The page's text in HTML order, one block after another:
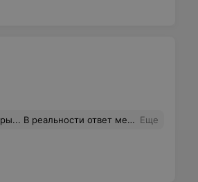
Так и не нашел((( итог... Хотел купить тренажер... Так и остался ни с чем((( Еще